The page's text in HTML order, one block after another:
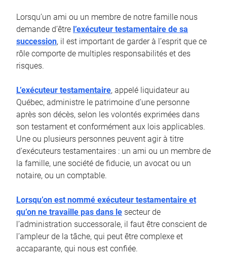
Lorsqu’un ami ou un membre de notre famille nous
demande d’être l’exécuteur testamentaire de sa
succession, il est important de garder à l’esprit que ce
rôle comporte de multiples responsabilités et des
risques.
L’exécuteur testamentaire, appelé liquidateur au
Québec, administre le patrimoine d’une personne
après son décès, selon les volontés exprimées dans
son testament et conformément aux lois applicables.
Une ou plusieurs personnes peuvent agir à titre
d’exécuteurs testamentaires : un ami ou un membre de
la famille, une société de fiducie, un avocat ou un
notaire, ou un comptable.
Lorsqu’on est nommé exécuteur testamentaire et
qu’on ne travaille pas dans le secteur de
l’administration successorale, il faut être conscient de
l’ampleur de la tâche, qui peut être complexe et
accaparante, qui nous est confiée.